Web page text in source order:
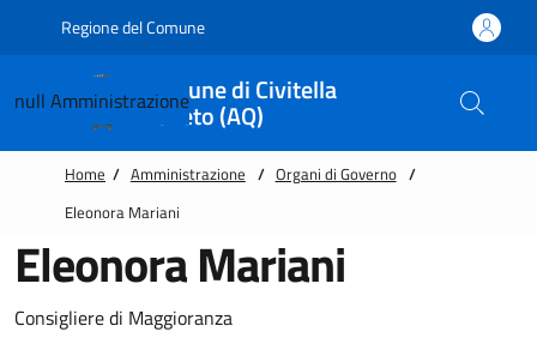
Regione del Comune
Comune di Civitella
Roveto (AQ)
null Amministrazione
Home / Amministrazione / Organi di Governo /
Eleonora Mariani
Eleonora Mariani
Consigliere di Maggioranza